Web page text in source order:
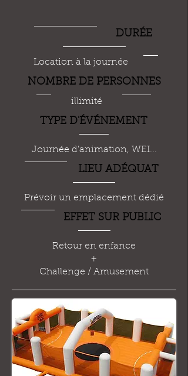
DURÉE
Location à la journée
NOMBRE DE PERSONNES
illimité
TYPE D'ÉVÉNEMENT
Journée d'animation, WEI...
LIEU ADÉQUAT
Prévoir un emplacement dédié
EFFET SUR PUBLIC
Retour en enfance
+
Challenge / Amusement